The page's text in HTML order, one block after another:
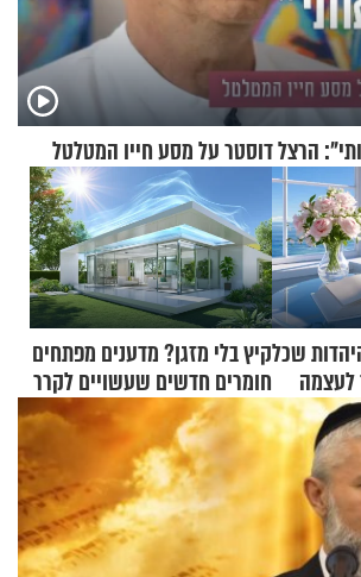
הרצל דוסטר על מסע חייו המטלטל
שכל
לעצמה
קיץ בלי מזגן? מדענים מפתחים
חומרים חדשים שעשויים לקרר
בתים